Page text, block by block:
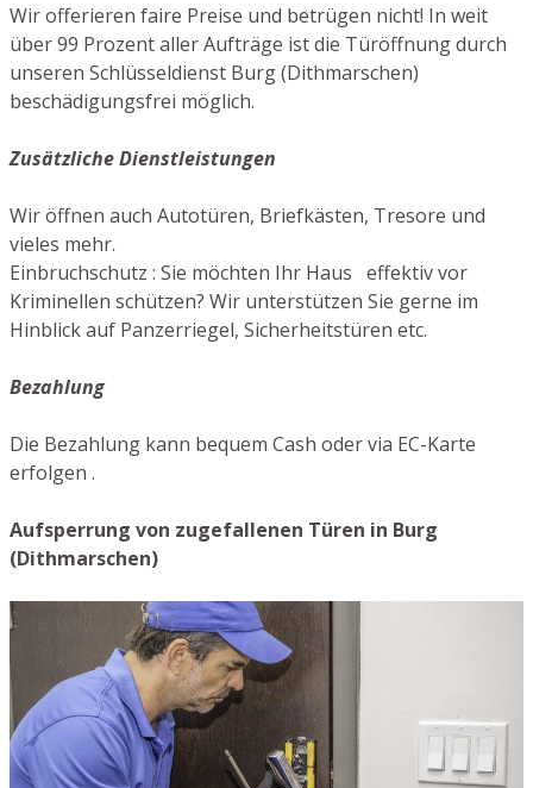
Wir offerieren faire Preise und betrügen nicht! In weit
über 99 Prozent aller Aufträge ist die Türöffnung durch
unseren Schlüsseldienst Burg (Dithmarschen)
beschädigungsfrei möglich.
Zusätzliche Dienstleistungen
Wir öffnen auch Autotüren, Briefkästen, Tresore und
vieles mehr.
Einbruchschutz : Sie möchten Ihr Haus effektiv vor
Kriminellen schützen? Wir unterstützen Sie gerne im
Hinblick auf Panzerriegel, Sicherheitstüren etc.
Bezahlung
Die Bezahlung kann bequem Cash oder via EC-Karte
erfolgen .
Aufsperrung von zugefallenen Türen in Burg
(Dithmarschen)